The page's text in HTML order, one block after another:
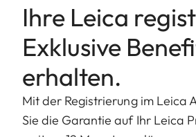
Ihre Leica
Exklusive
erhalten.
Mit der Registrierung im Leica
Sie die Garantie auf Ihr Leica